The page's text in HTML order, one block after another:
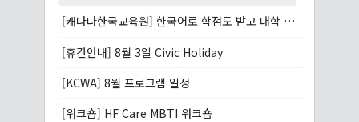
[캐나다한국교육원] 한국어로 학점도 받고 대학 진학에도 활용하세요
[휴간안내] 8월 3일 Civic Holiday
[KCWA] 8월 프로그램 일정
[워크숍] HF Care MBTI 워크숍